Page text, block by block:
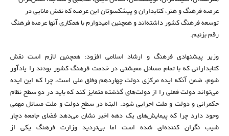
عرصه فرهنگ و هنر، کتابداران و پیشکسوتان این عرصه که نقش مانایی در
توسعه فرهنگ کشور داشته‌اند و همچنین امیدوارم با همکاری آنها عرصه فرهنگ
رقم بزنیم.
وزیر پیشنهادی فرهنگ و ارشاد اسلامی افزود: همچنین لازم است نقش
کتابدارانی که با تمام مسائل معیشتی در خدمت فرهنگ کشور بودند را یادآور
شوم، ضمن آنکه ایده مرکزی دولت چهاردهم وفاق ملی است، چرا که این ایده
می‌تواند دولت فعلی را از دولت‌های گذشته متمایز کند که باید در دو سطح نظام
حکمرانی و دولت و ملت اجرایی شود. البته در سطح دولت و ملت مسائل مهمی
وجود دارد چرا که پیمایش‌های یک دهه اخیر نشان می‌دهد فضای جامعه دچار
شیب نگران کننده‌ای شده است اما بی‌تردید وزارت فرهنگ یکی از